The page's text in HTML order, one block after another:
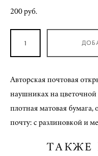
200 pуб.
Авторская почтовая
наушниках на цветочной
плотная матовая
почту: с разлиновкой и
ТАКЖЕ